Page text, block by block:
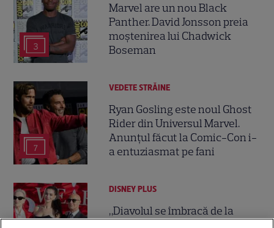
3
Marvel are un nou Black
Panther. David Jonsson preia
moștenirea lui Chadwick
Boseman
7
VEDETE STRĂINE
Ryan Gosling este noul Ghost
Rider din Universul Marvel.
Anunțul făcut la Comic-Con i-
a entuziasmat pe fani
DISNEY PLUS
„Diavolul se îmbracă de la